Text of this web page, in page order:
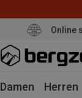
Online
Damen Herren